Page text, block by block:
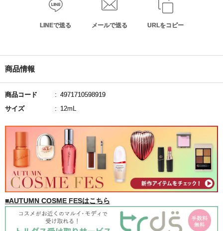
LINEで送る メールで送る URLをコピー
商品情報
商品コード
4971710598919
サイズ
12mL
■AUTUMN COSME FESはこちら